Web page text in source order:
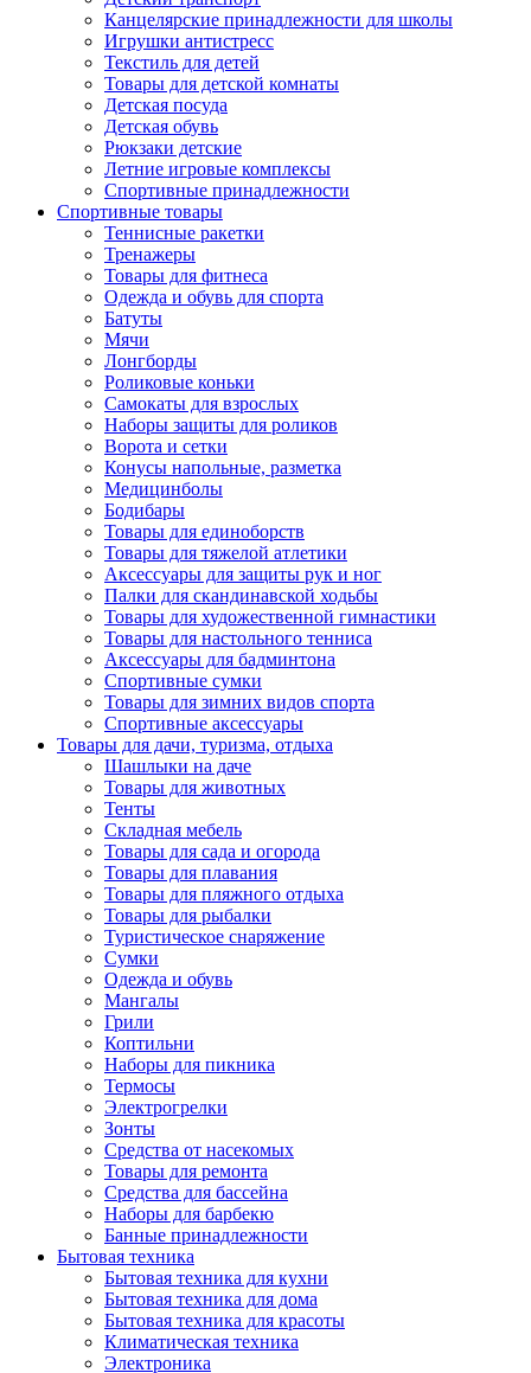
Канцелярские принадлежности для школы
Игрушки антистресс
Текстиль для детей
Товары для детской комнаты
Детская посуда
Детская обувь
Рюкзаки детские
Летние игровые комплексы
Спортивные принадлежности
Спортивные товары
Теннисные ракетки
Тренажеры
Товары для фитнеса
Одежда и обувь для спорта
Батуты
Мячи
Лонгборды
Роликовые коньки
Самокаты для взрослых
Наборы защиты для роликов
Ворота и сетки
Конусы напольные, разметка
Медицинболы
Бодибары
Товары для единоборств
Товары для тяжелой атлетики
Аксессуары для защиты рук и ног
Палки для скандинавской ходьбы
Товары для художественной гимнастики
Товары для настольного тенниса
Аксессуары для бадминтона
Спортивные сумки
Товары для зимних видов спорта
Спортивные аксессуары
Товары для дачи, туризма, отдыха
Шашлыки на даче
Товары для животных
Тенты
Складная мебель
Товары для сада и огорода
Товары для плавания
Товары для пляжного отдыха
Товары для рыбалки
Туристическое снаряжение
Сумки
Одежда и обувь
Мангалы
Грили
Коптильни
Наборы для пикника
Термосы
Электрогрелки
Зонты
Средства от насекомых
Товары для ремонта
Средства для бассейна
Наборы для барбекю
Банные принадлежности
Бытовая техника
Бытовая техника для кухни
Бытовая техника для дома
Бытовая техника для красоты
Климатическая техника
Электроника